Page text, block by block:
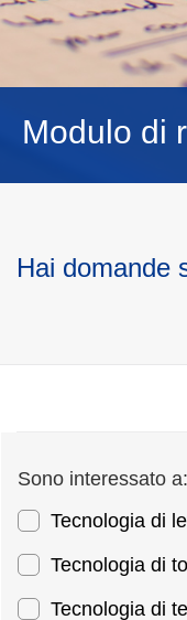
Modulo di
Hai domande
Sono interessato a:
Tecnologia di
Tecnologia di
Tecnologia di